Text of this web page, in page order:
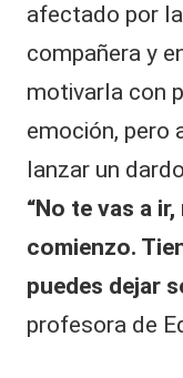
afectado por
compañera y
motivarla con
emoción, pero
lanzar un
“No te vas a
comienzo.
puedes dejar
profesora de